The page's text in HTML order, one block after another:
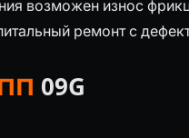
возможен износ
ремонт с
09G